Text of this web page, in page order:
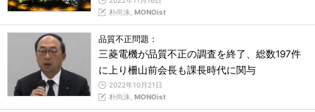
朴尚洙, MONOist
品質不正問題：
三菱電機が品質不正の調査を終了、総数197件
に上り柵山前会長も課長時代に関与
2022年10月21日
朴尚洙, MONOist